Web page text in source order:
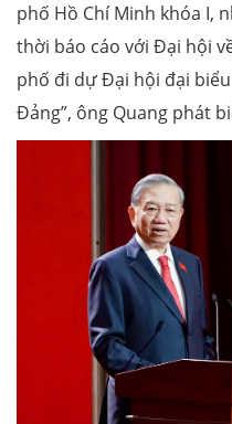
phố Hồ Chí Minh khóa I,
thời báo cáo với Đại hội
phố đi dự Đại hội đại
Đảng”, ông Quang phát